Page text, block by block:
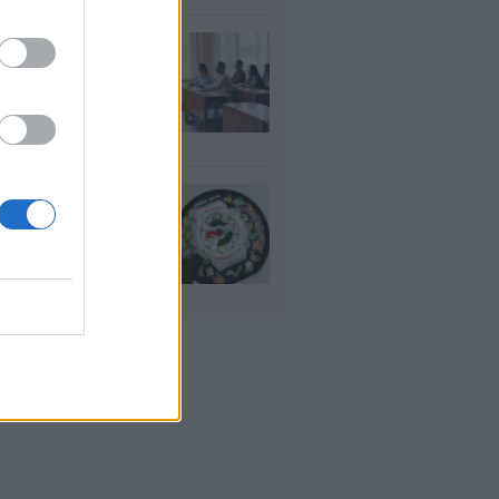
Αύριο
ξεκινούν οι
διορισμούς
2026
Το νέο G-
Pokémon για